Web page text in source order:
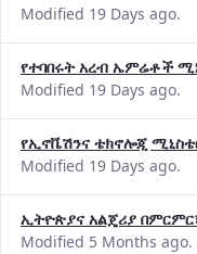
የተባበሩት አረብ ኤምሬቶች
Modified 19 Days ago.
የኢኖቬሽንና ቴክኖሎጂ
Modified 19 Days ago.
ኢትዮጵያና አልጄሪያ
Modified 5 Months ago.